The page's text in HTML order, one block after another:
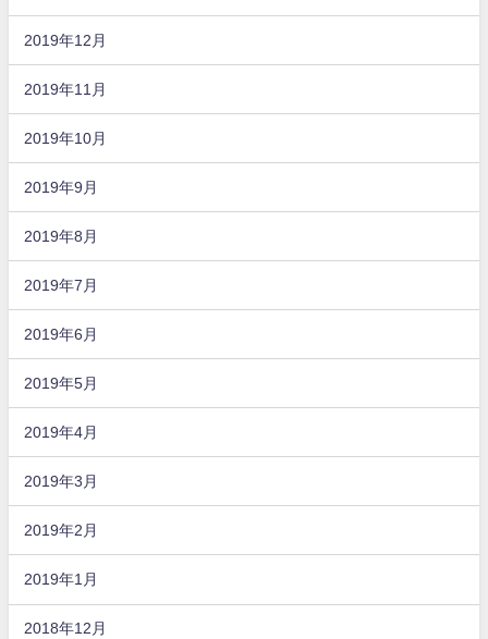
2019年12月
2019年11月
2019年10月
2019年9月
2019年8月
2019年7月
2019年6月
2019年5月
2019年4月
2019年3月
2019年2月
2019年1月
2018年12月